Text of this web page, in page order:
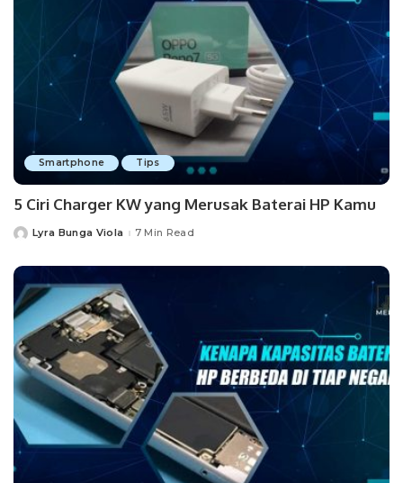
Smartphone Tips
5 Ciri Charger KW yang Merusak Baterai HP Kamu
PostedLyra Bunga Viola 7 Min Read